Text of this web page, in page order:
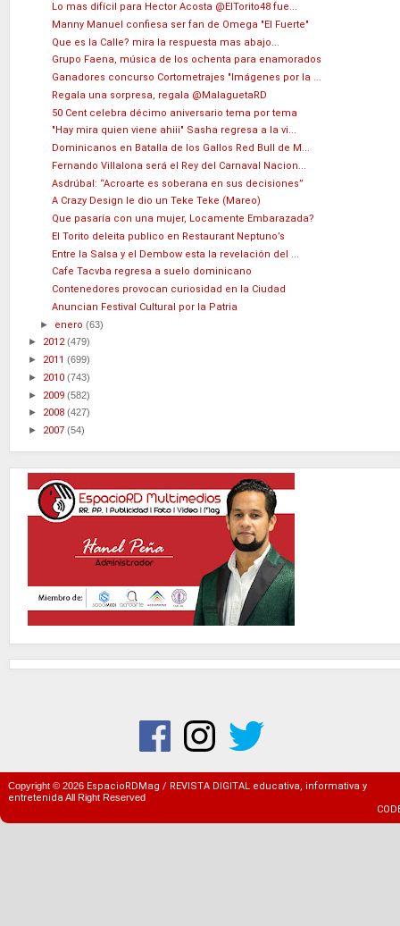
Lo mas difícil para Hector Acosta @ElTorito48 fue...
Manny Manuel confiesa ser fan de Omega "El Fuerte"
Que es la Calle? mira la respuesta mas abajo...
Grupo Faena, música de los ochenta para enamorados
Ganadores concurso Cortometrajes "Imágenes por la ...
Regala una sorpresa, regala @MalaguetaRD
50 Cent celebra décimo aniversario tema por tema
"Hay mira quien viene ahiii" Sasha regresa a la vi...
Dominicanos en Batalla de los Gallos Red Bull de M...
Fernando Villalona será el Rey del Carnaval Nacion...
Asdrúbal: “Acroarte es soberana en sus decisiones”
A Crazy Design le dio un Teke Teke (Mareo)
Que pasaría con una mujer, Locamente Embarazada?
El Torito deleita publico en Restaurant Neptuno’s
Entre la Salsa y el Dembow esta la revelación del ...
Cafe Tacvba regresa a suelo dominicano
Contenedores provocan curiosidad en la Ciudad
Anuncian Festival Cultural por la Patria
► enero(63)
► 2012(479)
► 2011 (699)
► 2010 (743)
► 2009 (582)
► 2008 (427)
► 2007 (54)
Copyright © 2026 EspacioRDMag / REVISTA DIGITAL educativa, informativa y
entretenidaAll Right Reserved